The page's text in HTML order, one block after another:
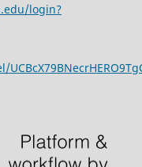
login?